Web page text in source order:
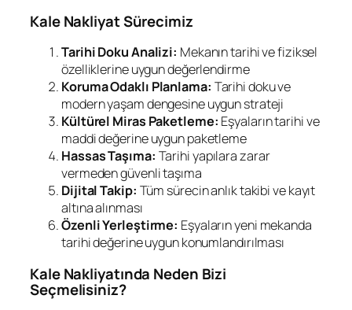
Kale Nakliyat Sürecimiz
Tarihi Doku Analizi: Mekanın tarihi ve fiziksel
özelliklerine uygun değerlendirme
Koruma Odaklı Planlama: Tarihi doku ve
modern yaşam dengesine uygun strateji
Kültürel Miras Paketleme: Eşyaların tarihi ve
maddi değerine uygun paketleme
Hassas Taşıma: Tarihi yapılara zarar
vermeden güvenli taşıma
Dijital Takip: Tüm sürecin anlık takibi ve kayıt
altına alınması
Özenli Yerleştirme: Eşyaların yeni mekanda
tarihi değerine uygun konumlandırılması
Kale Nakliyatında Neden Bizi
Seçmelisiniz?